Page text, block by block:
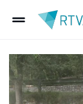
drag_handle